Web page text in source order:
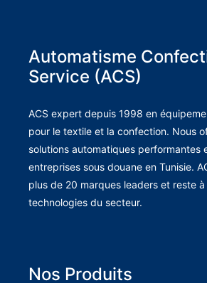
Automatisme
Service (ACS)
ACS expert depuis 1998 en
pour le textile et la confection. Nous
solutions automatiques performantes
entreprises sous douane en Tunisie.
plus de 20 marques leaders et reste
technologies du secteur.
Nos Produits